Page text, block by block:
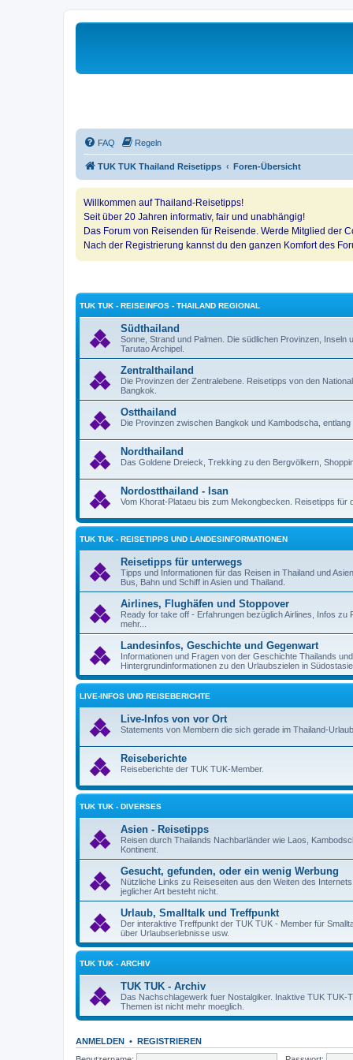
FAQ Regeln
TUK TUK Thailand Reisetipps Foren-Übersicht
Willkommen auf Thailand-Reisetipps!
Seit über 20 Jahren informativ, fair und unabhängig!
Das Forum von Reisenden für Reisende. Werde Mitglied der
Nach der Registrierung kannst du den ganzen Komfort des
TUK TUK - REISEINFOS - THAILAND REGIONAL
Südthailand
Sonne, Strand und Palmen. Die südlichen Provinzen,
Tarutao Archipel.
Zentralthailand
Die Provinzen der Zentralebene. Reisetipps von den
Bangkok.
Ostthailand
Die Provinzen zwischen Bangkok und Kambodscha,
Nordthailand
Das Goldene Dreieck, Trekking zu den Bergvölkern,
Nordostthailand - Isan
Vom Khorat-Plataeu bis zum Mekongbecken. Reisetipps
TUK TUK - REISETIPPS UND LANDESINFORMATIONEN
Reisetipps für unterwegs
Tipps und Informationen für das Reisen in Thailand und
Bus, Bahn und Schiff in Asien und Thailand.
Airlines, Flughäfen und Stoppover
Ready for take off - Erfahrungen bezüglich Airlines, Infos
mehr...
Landesinfos, Geschichte und Gegenwart
Informationen und Fragen von der Geschichte Thailands
Hintergrundinformationen zu den Urlaubszielen in
LIVE-INFOS UND REISEBERICHTE
Live-Infos von vor Ort
Statements von Membern die sich gerade im Thailand-
Reiseberichte
Reiseberichte der TUK TUK-Member.
TUK TUK - DIVERSES
Asien - Reisetipps
Reisen durch Thailands Nachbarländer wie Laos,
Kontinent.
Gesucht, gefunden, oder ein wenig Werbung
Nützliche Links zu Reiseseiten aus den Weiten des
jeglicher Art besteht nicht.
Urlaub, Smalltalk und Treffpunkt
Der interaktive Treffpunkt der TUK TUK - Member für
über Urlaubserlebnisse usw.
TUK TUK - ARCHIV
TUK TUK - Archiv
Das Nachschlagewerk fuer Nostalgiker. Inaktive TUK TUK-
Themen ist nicht mehr moeglich.
ANMELDEN • REGISTRIEREN